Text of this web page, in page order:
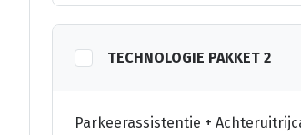
TECHNOLOGIE PAKKET 2
Parkeerassistentie +